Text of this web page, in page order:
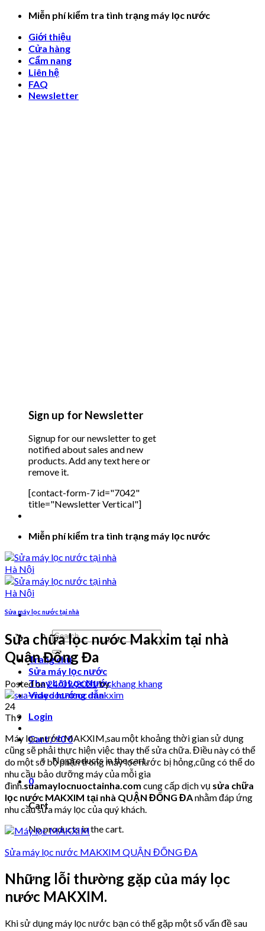
Skip
content
Miễn phí kiểm tra tình trạng máy lọc nước
Giới thiệu
Cửa hàng
Cẩm nang
Liên hệ
FAQ
Newsletter
Sign up for Newsletter
Signup for our newsletter to get
notified about sales and new
products. Add any text here or
remove it.
[contact-form-7 id="7042"
title="Newsletter Vertical"]
Miễn phí kiểm tra tình trạng máy lọc nước
Search
for:
Trang chủ
Sửa máy lọc nước
Thay Lõi Lọc Nước
Video hướng dẫn
Login
Cart /₫00
No products in the cart.
0
Cart
No products in the cart.
Sửa máy lọc nước tại nhà
Sửa chữa lọc nước Makxim tại nhà
Quận Đống Đa
Posted on24/09/2021bykhang khang
24
Th9
Máy lọc nước MAKXIM,sau một khoảng thời gian sử dụng
cũng sẽ phải thực hiện việc thay thế sửa chữa. Điều này có thể
do một số bộ phận trong máy lọc nước bị hỏng,cũng có thể do
nhu cầu bảo dưỡng máy của mỗi gia
đình.suamaylocnuoctainha.com cung cấp dịch vụ sửa chữa
lọc nước MAKXIM tại nhà QUẬN ĐỐNG ĐAnhằm đáp ứng
nhu cầu sửa máy lọc của quý khách.
Sửa máy lọc nước MAKXIM QUẬN ĐỐNG ĐA
Những lỗi thường gặp của máy lọc
nước MAKXIM.
Khi sử dụng máy lọc nước bạn có thể gặp một số vấn đề sau